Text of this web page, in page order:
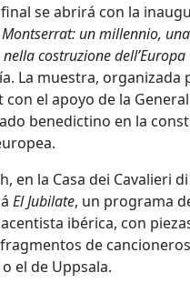
se abrirá con la
Montserrat: un millennio,
costruzione dell’Europa
La muestra, organizada
el apoyo de la
benedictino en la
en la Casa dei Cavalieri
El Jubilate, un programa
ibérica, con
de
el de Uppsala.